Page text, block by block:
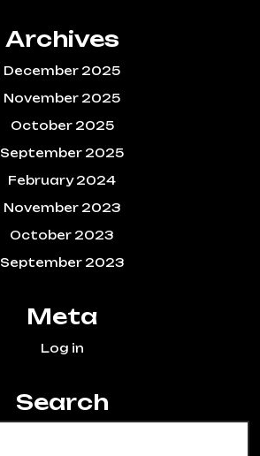
Archives
December 2025
November 2025
October 2025
September 2025
February 2024
November 2023
October 2023
September 2023
Meta
Log in
Search